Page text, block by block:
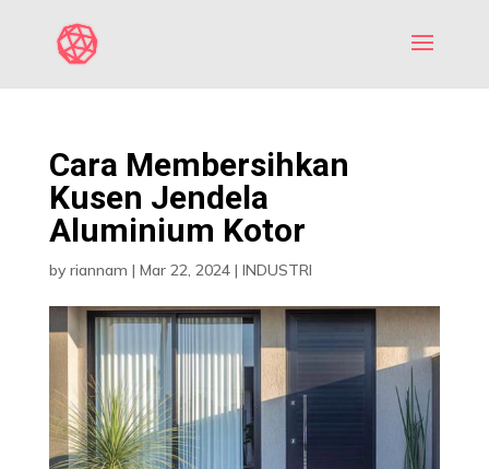
Cara Membersihkan
Kusen Jendela
Aluminium Kotor
by riannam | Mar 22, 2024| INDUSTRI